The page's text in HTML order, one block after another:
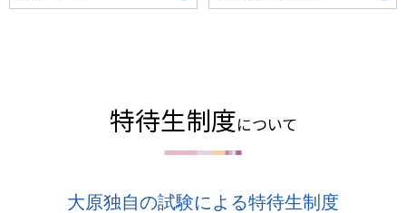
特待生制度について
大原独自の試験による特待生制度